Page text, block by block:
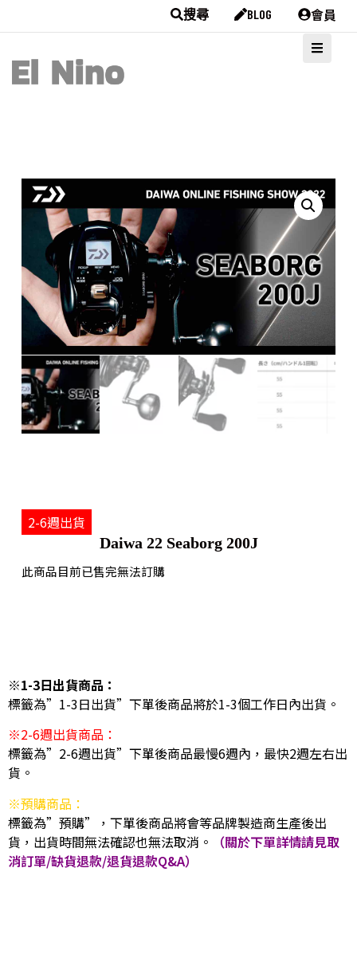
搜尋 BLOG 會員
2-6週出貨
Daiwa 22 Seaborg 200J
此商品目前已售完無法訂購
※1-3日出貨商品：
標籤為”1-3日出貨”下單後商品將於1-3個工作日內出貨。
※2-6週出貨商品：
標籤為”2-6週出貨”下單後商品最慢6週內，最快2週左右出
貨。
※預購商品：
標籤為”預購”，下單後商品將會等品牌製造商生產後出
貨，出貨時間無法確認也無法取消。
（關於下單詳情請見取
消訂單/缺貨退款/退貨退款Q&A）